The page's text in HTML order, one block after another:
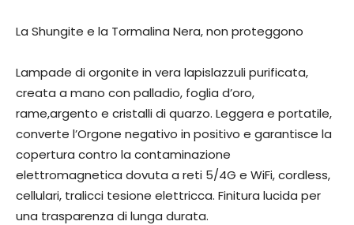
La Shungite e la Tormalina Nera, non proteggono
Lampade di orgonite in vera lapislazzuli purificata,
creata a mano con palladio, foglia d’oro,
rame,argento e cristalli di quarzo. Leggera e portatile,
converte l’Orgone negativo in positivo e garantisce la
copertura contro la contaminazione
elettromagnetica dovuta a reti 5/4G e WiFi, cordless,
cellulari, tralicci tesione elettricca. Finitura lucida per
una trasparenza di lunga durata.